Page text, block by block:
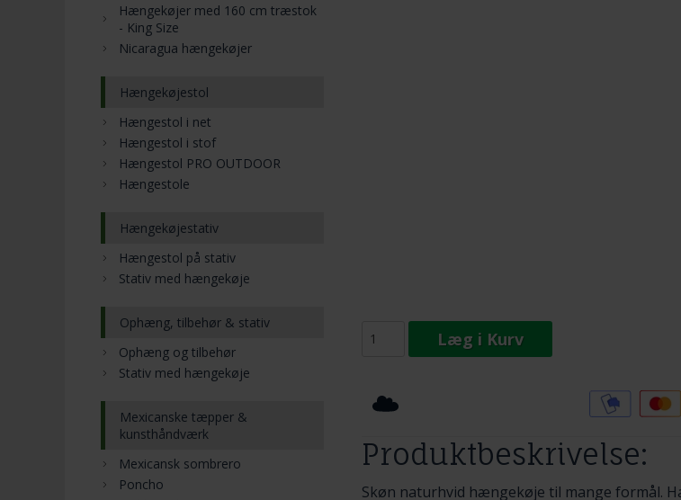
Læg i Kurv
Produktbeskrivelse:
Skøn naturhvid hængekøje til mange formål.
Hængekøjer med 160 cm træstok
- King Size
Nicaragua hængekøjer
Hængekøjestol
Hængestol i net
Hængestol i stof
Hængestol PRO OUTDOOR
Hængestole
Hængekøjestativ
Hængestol på stativ
Stativ med hængekøje
Ophæng, tilbehør & stativ
Ophæng og tilbehør
Stativ med hængekøje
Mexicanske tæpper &
kunsthåndværk
Mexicansk sombrero
Poncho